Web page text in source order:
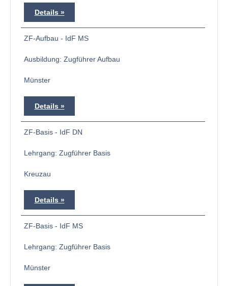
Details
ZF-Aufbau - IdF MS
Ausbildung: Zugführer Aufbau
Münster
Details
ZF-Basis - IdF DN
Lehrgang: Zugführer Basis
Kreuzau
Details
ZF-Basis - IdF MS
Lehrgang: Zugführer Basis
Münster